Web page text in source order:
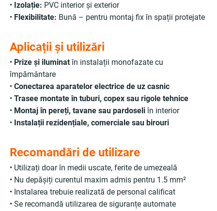
• Izolație: PVC interior și exterior
• Flexibilitate: Bună – pentru montaj fix în spații protejate
Aplicații și utilizări
• Prize și iluminatîn instalații monofazate cu
împământare
• Conectarea aparatelor electrice de uz casnic
• Trasee montate în tuburi, copex sau rigole tehnice
• Montaj în pereți, tavane sau pardoseliîn interior
• Instalații rezidențiale, comerciale sau birouri
Recomandări de utilizare
• Utilizați doar în medii uscate, ferite de umezeală
• Nu depășiți curentul maxim admis pentru 1.5 mm²
• Instalarea trebuie realizată de personal calificat
• Se recomandă utilizarea de siguranțe automate